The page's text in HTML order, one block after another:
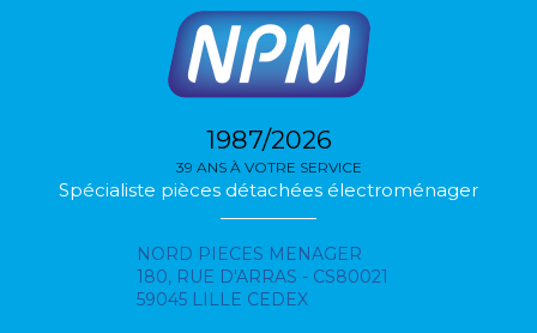
1987/2026
39 ANS À VOTRE SERVICE
Spécialiste pièces détachées électroménager
NORD PIECES MENAGER
180, RUE D'ARRAS - CS80021
59045 LILLE CEDEX